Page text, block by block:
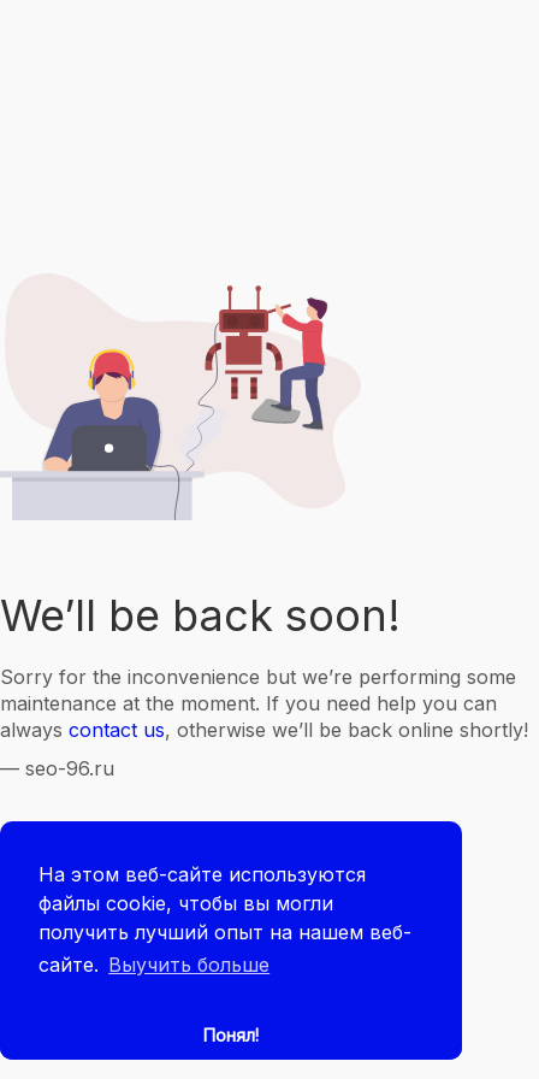
На этом веб-сайте используются
файлы cookie, чтобы вы могли
получить лучший опыт на нашем веб-
сайте. Выучить больше
Понял!
We’ll be back soon!
Sorry for the inconvenience but we’re performing some
maintenance at the moment. If you need help you can
always contact us, otherwise we’ll be back online shortly!
— seo-96.ru